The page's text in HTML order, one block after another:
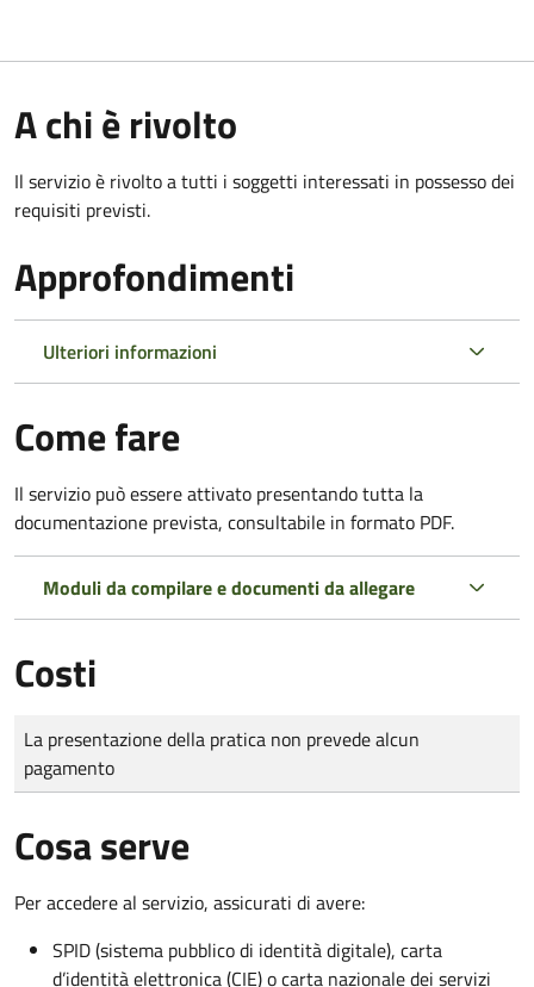
A chi è rivolto
Il servizio è rivolto a tutti i soggetti interessati in possesso dei
requisiti previsti.
Approfondimenti
Ulteriori informazioni
Come fare
Il servizio può essere attivato presentando tutta la
documentazione prevista, consultabile in formato PDF.
Moduli da compilare e documenti da allegare
Costi
Tipo di pagamento
Importo
La presentazione della pratica non prevede alcun
pagamento
Cosa serve
Per accedere al servizio, assicurati di avere:
SPID (sistema pubblico di identità digitale), carta
d’identità elettronica (CIE) o carta nazionale dei servizi